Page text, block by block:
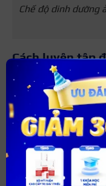
Chế độ dinh dưỡng
Cách luyện tập
Sau khi chất lượng
thêm những kỹ
chính. Để làm được
khớp tay linh hoạt
Tập thể dục cho
Đôi bàn tay cũng